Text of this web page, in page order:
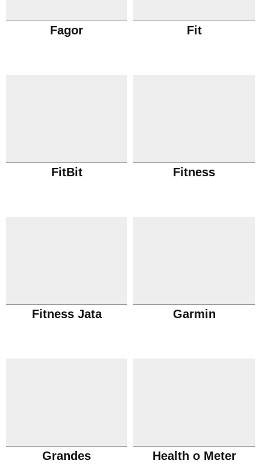
Fagor Fit
FitBit Fitness
Fitness Jata Garmin
Grandes Health o Meter